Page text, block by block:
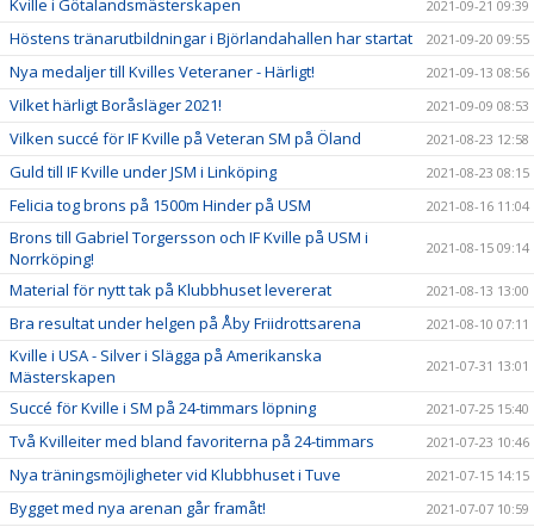
Kville i Götalandsmästerskapen 2021-09-21 09:39
Höstens tränarutbildningar i Björlandahallen har startat 2021-09-20 09:55
Nya medaljer till Kvilles Veteraner - Härligt! 2021-09-13 08:56
Vilket härligt Boråsläger 2021! 2021-09-09 08:53
Vilken succé för IF Kville på Veteran SM på Öland 2021-08-23 12:58
Guld till IF Kville under JSM i Linköping 2021-08-23 08:15
Felicia tog brons på 1500m Hinder på USM 2021-08-16 11:04
Brons till Gabriel Torgersson och IF Kville på USM i
Norrköping!
2021-08-15 09:14
Material för nytt tak på Klubbhuset levererat 2021-08-13 13:00
Bra resultat under helgen på Åby Friidrottsarena 2021-08-10 07:11
Kville i USA - Silver i Slägga på Amerikanska
Mästerskapen
2021-07-31 13:01
Succé för Kville i SM på 24-timmars löpning 2021-07-25 15:40
Två Kvilleiter med bland favoriterna på 24-timmars 2021-07-23 10:46
Nya träningsmöjligheter vid Klubbhuset i Tuve 2021-07-15 14:15
Bygget med nya arenan går framåt! 2021-07-07 10:59